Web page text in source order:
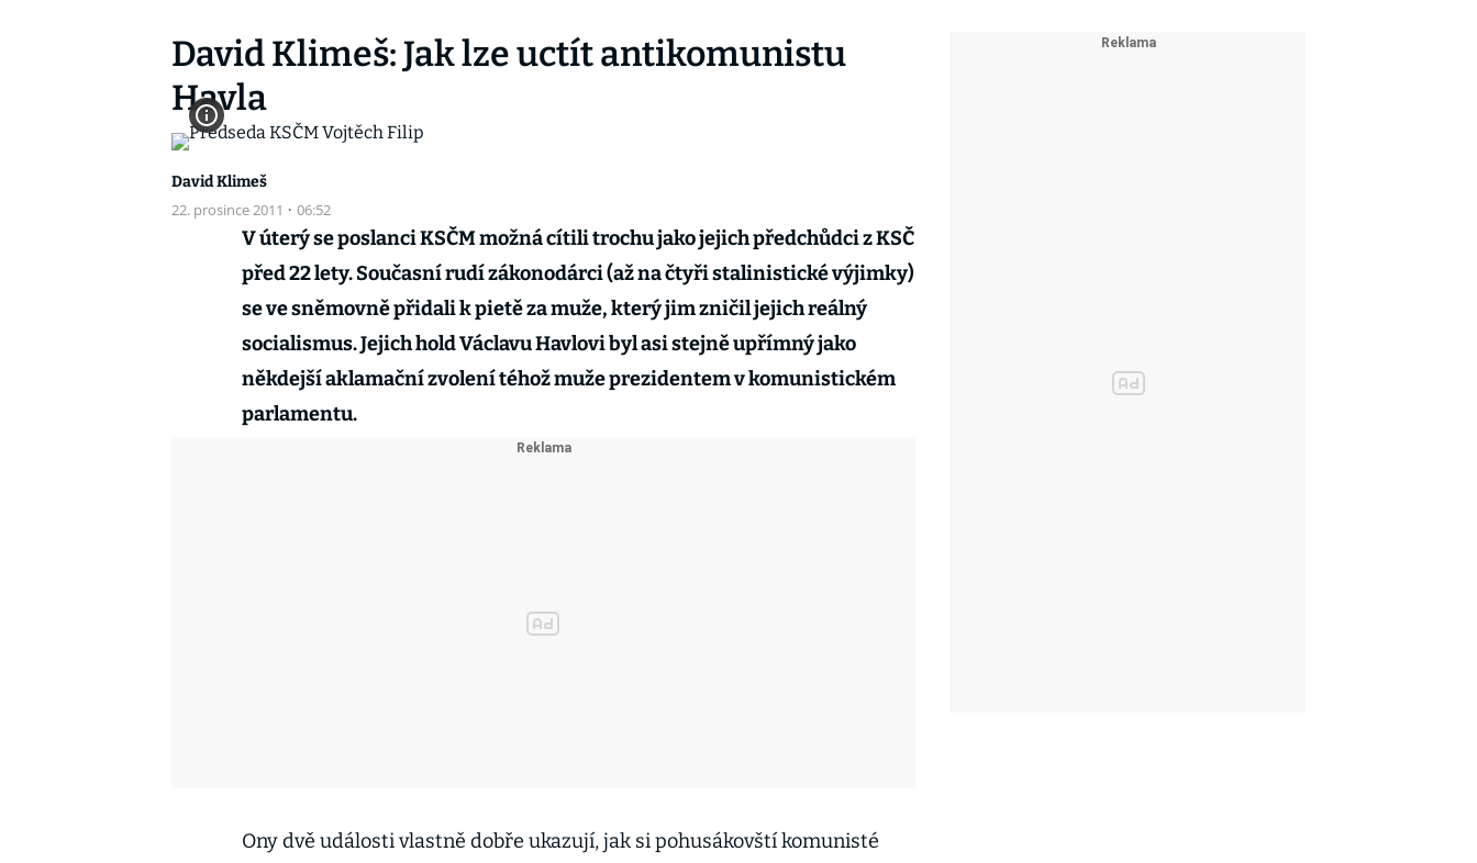
David Klimeš: Jak lze uctít antikomunistu
Havla
David Klimeš
22. prosince 2011 · 06:52
V úterý se poslanci KSČM možná cítili trochu jako jejich předchůdci z KSČ
před 22 lety. Současní rudí zákonodárci (až na čtyři stalinistické výjimky)
se ve sněmovně přidali k pietě za muže, který jim zničil jejich reálný
socialismus. Jejich hold Václavu Havlovi byl asi stejně upřímný jako
někdejší aklamační zvolení téhož muže prezidentem v komunistickém
parlamentu.
Ony dvě události vlastně dobře ukazují, jak si pohusákovští komunisté